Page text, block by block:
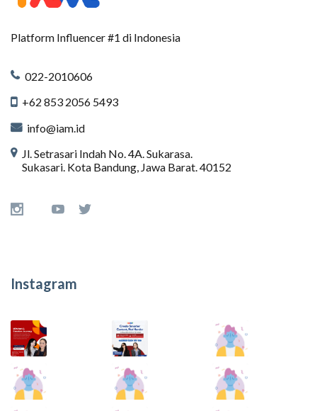
Platform Influencer #1 di Indonesia
022-2010606
+62 853 2056 5493
info@iam.id
Jl. Setrasari Indah No. 4A. Sukarasa.
Sukasari. Kota Bandung, Jawa Barat. 40152
Instagram